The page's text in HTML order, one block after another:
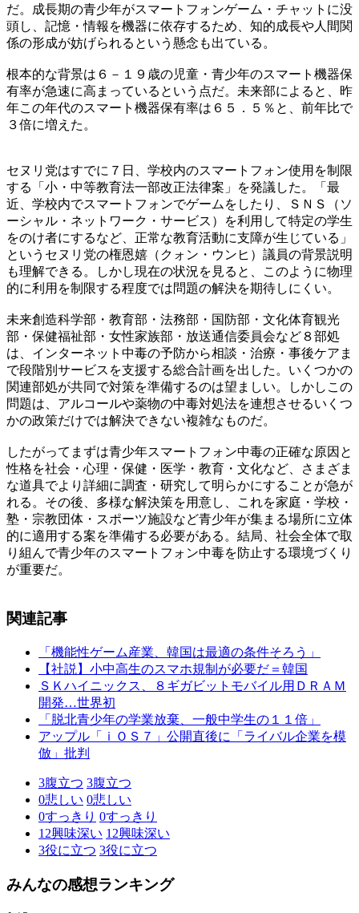
だ。成長期の青少年がスマートフォンゲーム・チャットに没
頭し、記憶・情報を機器に依存するため、知的成長や人間関
係の形成が妨げられるという懸念も出ている。
根本的な背景は６－１９歳の児童・青少年のスマート機器保
有率が急速に高まっているという点だ。未来部によると、昨
年この年代のスマート機器保有率は６５．５％と、前年比で
３倍に増えた。
セヌリ党はすでに７日、学校内のスマートフォン使用を制限
する「小・中等教育法一部改正法律案」を発議した。「最
近、学校内でスマートフォンでゲームをしたり、ＳＮＳ（ソ
ーシャル・ネットワーク・サービス）を利用して特定の学生
をのけ者にするなど、正常な教育活動に支障が生じている」
というセヌリ党の権恩嬉（クォン・ウンヒ）議員の背景説明
も理解できる。しかし現在の状況を見ると、このように物理
的に利用を制限する程度では問題の解決を期待しにくい。
未来創造科学部・教育部・法務部・国防部・文化体育観光
部・保健福祉部・女性家族部・放送通信委員会など８部処
は、インターネット中毒の予防から相談・治療・事後ケアま
で段階別サービスを支援する総合計画を出した。いくつかの
関連部処が共同で対策を準備するのは望ましい。しかしこの
問題は、アルコールや薬物の中毒対処法を連想させるいくつ
かの政策だけでは解決できない複雑なものだ。
したがってまずは青少年スマートフォン中毒の正確な原因と
性格を社会・心理・保健・医学・教育・文化など、さまざま
な道具でより詳細に調査・研究して明らかにすることが急が
れる。その後、多様な解決策を用意し、これを家庭・学校・
塾・宗教団体・スポーツ施設など青少年が集まる場所に立体
的に適用する案を準備する必要がある。結局、社会全体で取
り組んで青少年のスマートフォン中毒を防止する環境づくり
が重要だ。
関連記事
「機能性ゲーム産業、韓国は最適の条件そろう」
【社説】小中高生のスマホ規制が必要だ＝韓国
ＳＫハイニックス、８ギガビットモバイル用ＤＲＡＭ
開発…世界初
「脱北青少年の学業放棄、一般中学生の１１倍」
アップル「ｉＯＳ７」公開直後に「ライバル企業を模
倣」批判
3腹立つ 3腹立つ
0悲しい 0悲しい
0すっきり 0すっきり
12興味深い 12興味深い
3役に立つ 3役に立つ
みんなの感想ランキング